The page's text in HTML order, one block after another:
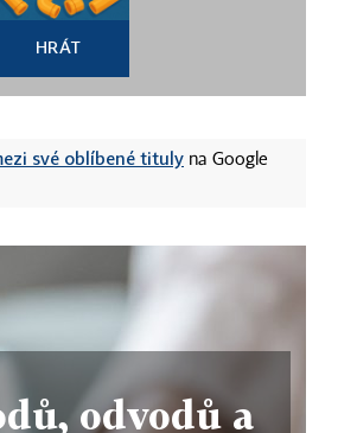
HRÁT
své oblíbené tituly na Google
odvodů a